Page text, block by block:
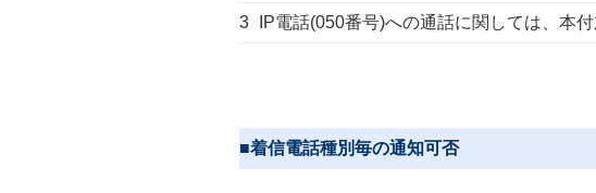
3 IP電話(050番号)への通話に関しては、本
■着信電話種別毎の通知可否